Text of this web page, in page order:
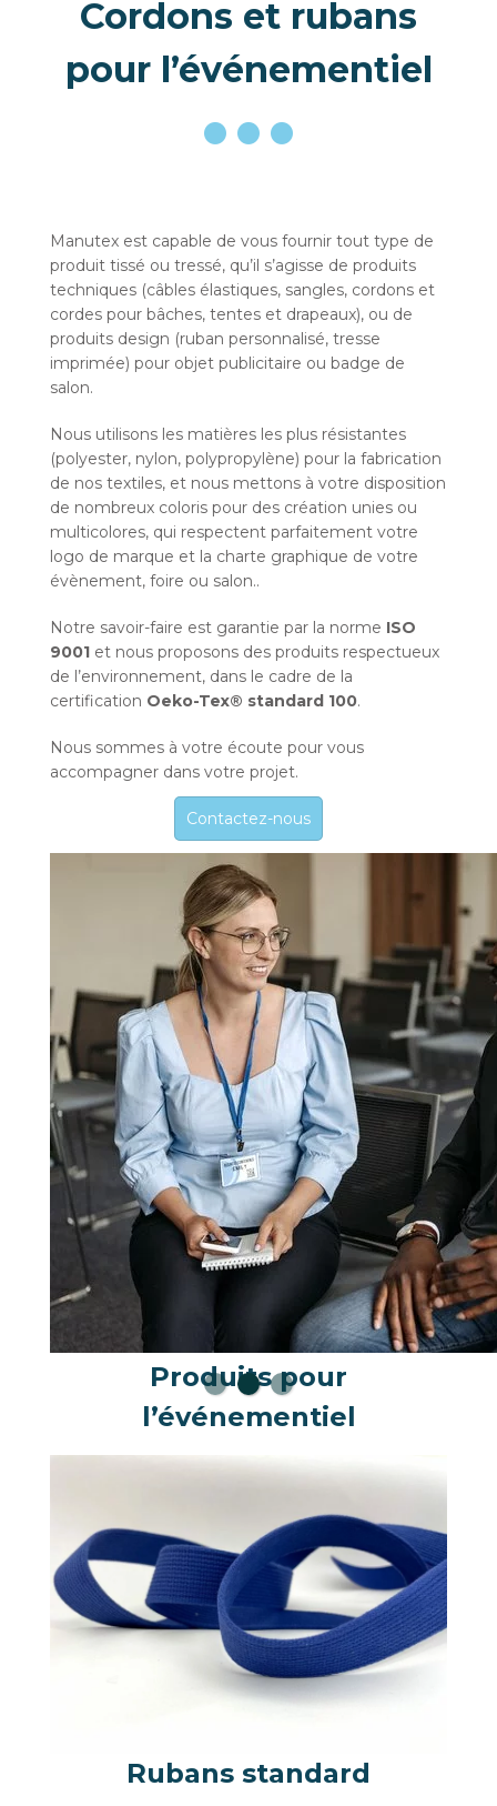
Cordons et rubans
pour l’événementiel
Manutex est capable de vous fournir tout type de
produit tissé ou tressé, qu’il s’agisse de produits
techniques (câbles élastiques, sangles, cordons et
cordes pour bâches, tentes et drapeaux), ou de
produits design (ruban personnalisé, tresse
imprimée) pour objet publicitaire ou badge de
salon.
Nous utilisons les matières les plus résistantes
(polyester, nylon, polypropylène) pour la fabrication
de nos textiles, et nous mettons à votre disposition
de nombreux coloris pour des création unies ou
multicolores, qui respectent parfaitement votre
logo de marque et la charte graphique de votre
évènement, foire ou salon..
Notre savoir-faire est garantie par la norme ISO
9001 et nous proposons des produits respectueux
de l’environnement, dans le cadre de la
certification Oeko-Tex® standard 100.
Nous sommes à votre écoute pour vous
accompagner dans votre projet.
Contactez-nous
Produits pour
l’événementiel
Rubans standard